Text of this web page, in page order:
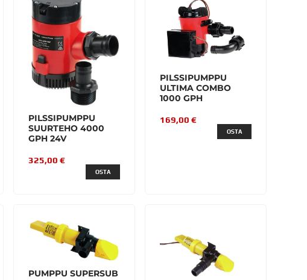
PILSSIPUMPPU
SUURTEHO 4000
GPH 24V
325,00 €
OSTA
PILSSIPUMPPU
ULTIMA COMBO
1000 GPH
169,00 €
OSTA
PUMPPU SUPERSUB